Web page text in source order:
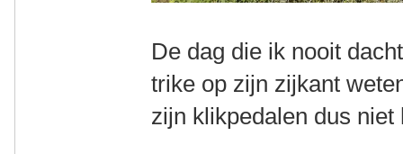
De dag die ik nooit
trike op zijn zijkant
zijn klikpedalen dus niet